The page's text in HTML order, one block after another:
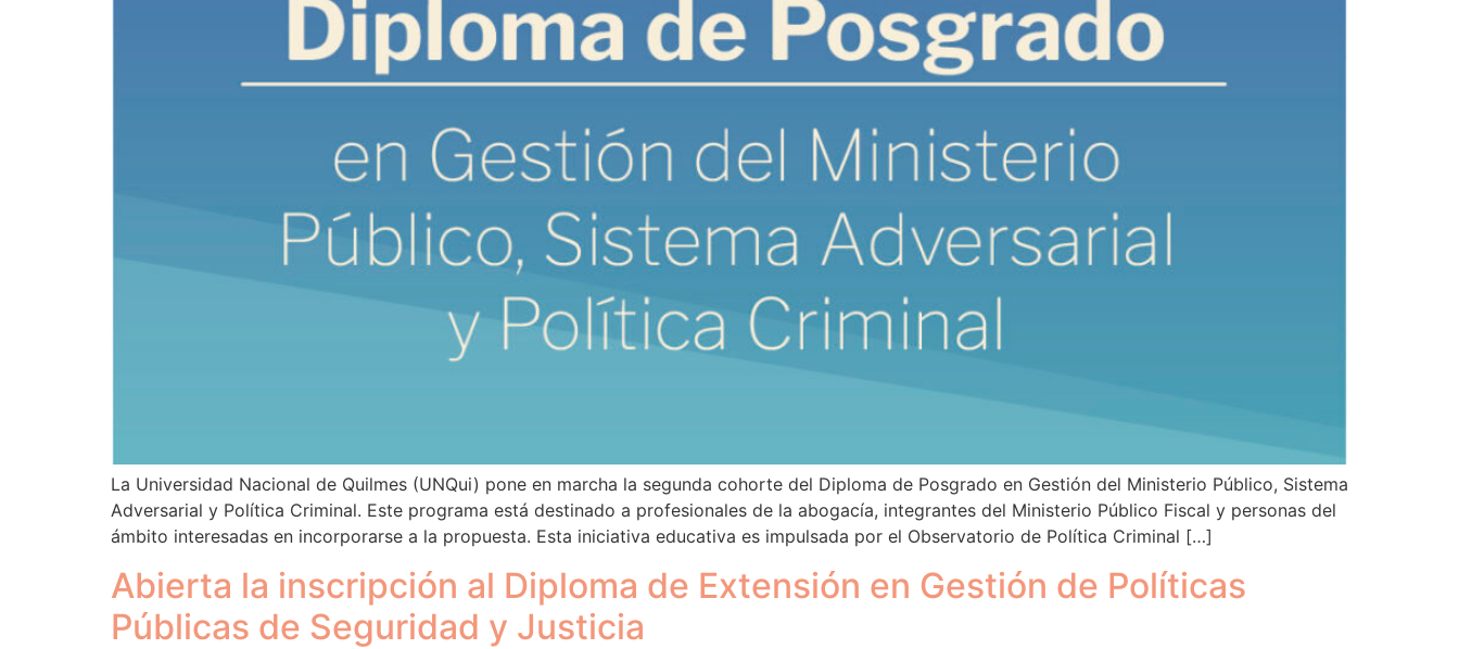
La Universidad Nacional de Quilmes (UNQui) pone en marcha la segunda cohorte del Diploma de Posgrado en Gestión del Ministerio Público, Sistema
Adversarial y Política Criminal. Este programa está destinado a profesionales de la abogacía, integrantes del Ministerio Público Fiscal y personas del
ámbito interesadas en incorporarse a la propuesta. Esta iniciativa educativa es impulsada por el Observatorio de Política Criminal […]
Abierta la inscripción al Diploma de Extensión en Gestión de Políticas
Públicas de Seguridad y Justicia